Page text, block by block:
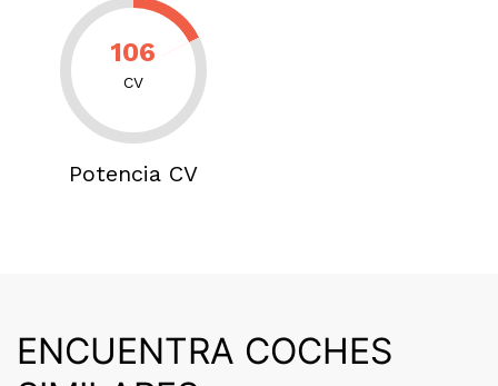
106
CV
Potencia CV
ENCUENTRA COCHES